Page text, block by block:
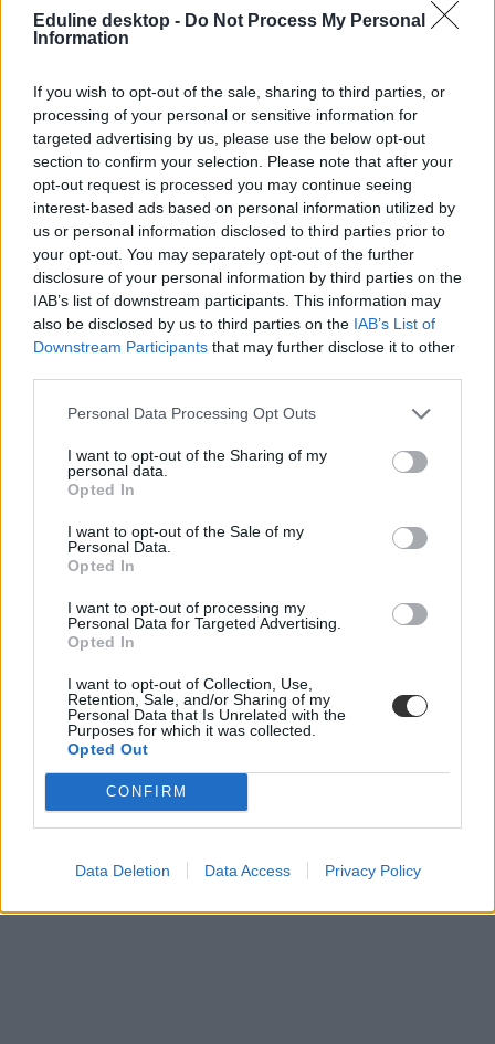
Eduline desktop - Do Not Process My Personal
Information
If you wish to opt-out of the sale, sharing to third parties, or
processing of your personal or sensitive information for
targeted advertising by us, please use the below opt-out
section to confirm your selection. Please note that after your
opt-out request is processed you may continue seeing
interest-based ads based on personal information utilized by
us or personal information disclosed to third parties prior to
your opt-out. You may separately opt-out of the further
disclosure of your personal information by third parties on the
IAB’s list of downstream participants. This information may
also be disclosed by us to third parties on the IAB’s List of
Downstream Participants that may further disclose it to other
Personal Data Processing Opt Outs
I want to opt-out of the Sharing of my
personal data.
Opted In
I want to opt-out of the Sale of my
Personal Data.
Opted In
I want to opt-out of processing my
Personal Data for Targeted Advertising.
Opted In
I want to opt-out of Collection, Use,
Retention, Sale, and/or Sharing of my
Personal Data that Is Unrelated with the
Purposes for which it was collected.
Opted Out
CONFIRM
Data Deletion Data Access Privacy Policy
iskola
szülők
konfliktus
sajátos nevelési igényű diák